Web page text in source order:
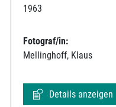
1963
Fotograf/in:
Mellinghoff, Klaus
Details anzeigen